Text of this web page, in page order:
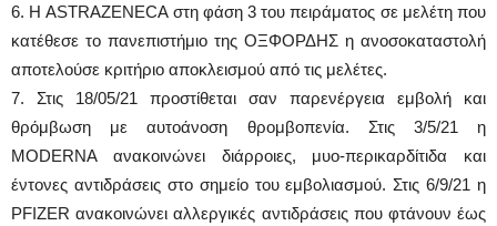
6. Η ASTRAZENECA στη φάση 3 του πειράματος σε μελέτη που
κατέθεσε το πανεπιστήμιο της ΟΞΦΟΡΔΗΣ η ανοσοκαταστολή
αποτελούσε κριτήριο αποκλεισμού από τις μελέτες.
7. Στις 18/05/21 προστίθεται σαν παρενέργεια εμβολή και
θρόμβωση με αυτοάνοση θρομβοπενία. Στις 3/5/21 η
MODERNA ανακοινώνει διάρροιες, μυο-περικαρδίτιδα και
έντονες αντιδράσεις στο σημείο του εμβολιασμού. Στις 6/9/21 η
PFIZER ανακοινώνει αλλεργικές αντιδράσεις που φτάνουν έως